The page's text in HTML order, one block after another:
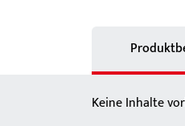
Keine Inhalte